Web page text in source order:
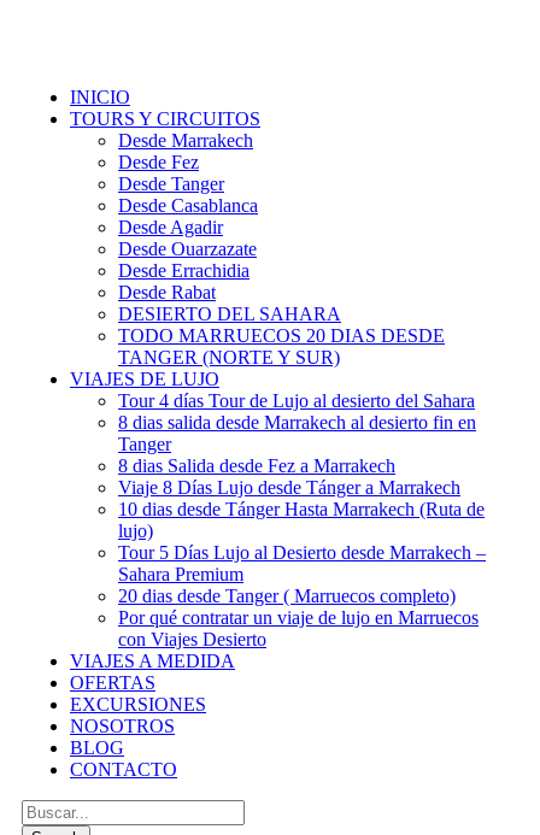
INICIO
TOURS Y CIRCUITOS
Desde Marrakech
Desde Fez
Desde Tanger
Desde Casablanca
Desde Agadir
Desde Ouarzazate
Desde Errachidia
Desde Rabat
DESIERTO DEL SAHARA
TODO MARRUECOS 20 DIAS DESDE
TANGER (NORTE Y SUR)
VIAJES DE LUJO
Tour 4 días Tour de Lujo al desierto del Sahara
8 dias salida desde Marrakech al desierto fin en
Tanger
8 dias Salida desde Fez a Marrakech
Viaje 8 Días Lujo desde Tánger a Marrakech
10 dias desde Tánger Hasta Marrakech (Ruta de
lujo)
Tour 5 Días Lujo al Desierto desde Marrakech –
Sahara Premium
20 dias desde Tanger ( Marruecos completo)
Por qué contratar un viaje de lujo en Marruecos
con Viajes Desierto
VIAJES A MEDIDA
OFERTAS
EXCURSIONES
NOSOTROS
BLOG
CONTACTO